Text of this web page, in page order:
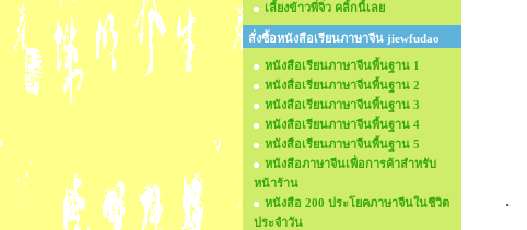
เลี้ยงข้าวพี่จิ๋ว คลิ้กนี้เลย
สั่งซื้อหนังสือเรียนภาษาจีน jiewfudao
หนังสือเรียนภาษาจีนพื้นฐาน 1
หนังสือเรียนภาษาจีนพื้นฐาน 2
หนังสือเรียนภาษาจีนพื้นฐาน 3
หนังสือเรียนภาษาจีนพื้นฐาน 4
หนังสือเรียนภาษาจีนพื้นฐาน 5
หนังสือภาษาจีนเพื่อการค้าสำหรับ
หน้าร้าน
หนังสือ 200 ประโยคภาษาจีนในชีวิต
ประจำวัน
·